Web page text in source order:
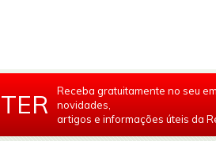
Receba gratuitamente no seu
novidades,
artigos e informações úteis da